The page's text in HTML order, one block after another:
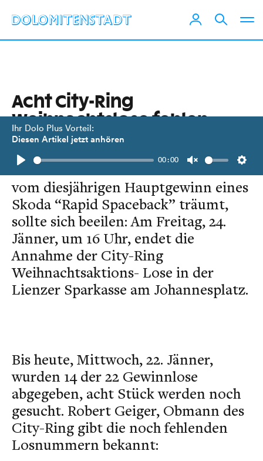
Ihr Dolo Plus Vorteil:
Diesen Artikel jetzt anhören
Play
00:00
Unmute
Acht City-Ring
Weihnachtslose fehlen
noch
Wer noch Gewinnlose hortet und
vom diesjährigen Hauptgewinn eines
Skoda “Rapid Spaceback” träumt,
sollte sich beeilen: Am Freitag, 24.
Jänner, um 16 Uhr, endet die
Annahme der City-Ring
Weihnachtsaktions- Lose in der
Lienzer Sparkasse am Johannesplatz.
Bis heute, Mittwoch, 22. Jänner,
wurden 14 der 22 Gewinnlose
abgegeben, acht Stück werden noch
gesucht. Robert Geiger, Obmann des
City-Ring gibt die noch fehlenden
Losnummern bekannt: